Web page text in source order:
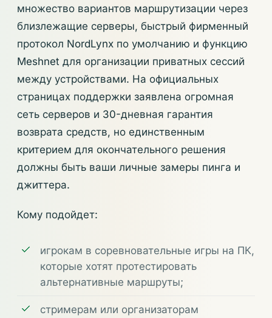
множество вариантов маршрутизации через
близлежащие серверы, быстрый фирменный
протокол NordLynx по умолчанию и функцию
Meshnet для организации приватных сессий
между устройствами. На официальных
страницах поддержки заявлена огромная
сеть серверов и 30-дневная гарантия
возврата средств, но единственным
критерием для окончательного решения
должны быть ваши личные замеры пинга и
джиттера.
Кому подойдет:
игрокам в соревновательные игры на ПК,
которые хотят протестировать
альтернативные маршруты;
стримерам или организаторам